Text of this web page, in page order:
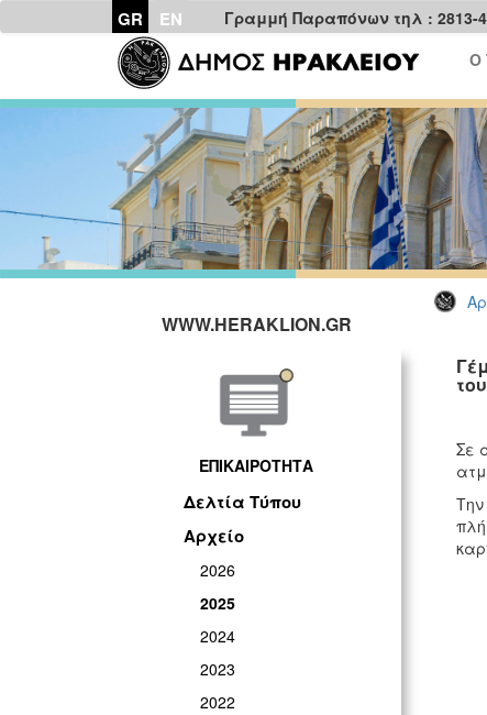
GR EN Γραμμή Παραπόνων τηλ : 2813-
Ο
WWW.HERAKLION.GR
ΕΠΙΚΑΙΡΟΤΗΤΑ
Δελτία Τύπου
Αρχείο
2026
2025
2024
2023
2022
Σε